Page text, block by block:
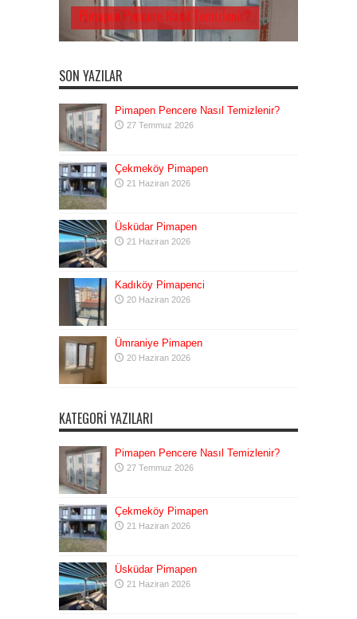
Pimapen Pencere Nasıl Temizlenir?
SON YAZILAR
Pimapen Pencere Nasıl Temizlenir?
27 Temmuz 2026
Çekmeköy Pimapen
21 Haziran 2026
Üsküdar Pimapen
21 Haziran 2026
Kadıköy Pimapenci
20 Haziran 2026
Ümraniye Pimapen
20 Haziran 2026
KATEGORI YAZILARI
Pimapen Pencere Nasıl Temizlenir?
27 Temmuz 2026
Çekmeköy Pimapen
21 Haziran 2026
Üsküdar Pimapen
21 Haziran 2026